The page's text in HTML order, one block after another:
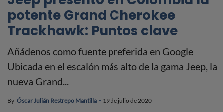
potente Grand Cherokee
Trackhawk: Puntos clave
Añádenos como fuente preferida en Google
Ubicada en el escalón más alto de la gama Jeep, la
nueva Grand...
By Óscar Julián Restrepo Mantilla 19 de julio de 2020